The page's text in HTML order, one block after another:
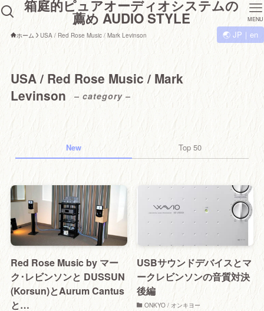
箱庭的ピュアオーディオシステムの
薦め AUDIO STYLE MENU
ホーム USA / Red Rose Music / Mark Levinson
USA / Red Rose Music / Mark
Levinson
– category –
New Top 50
Red Rose Music by マー
ク･レビンソンと DUSSUN
(Korsun)とAurum Cantus
と…
USBサウンドデバイスとマ
ークレビンソンの音質対決
後編
ONKYO / オンキヨー
🌏 JP｜en